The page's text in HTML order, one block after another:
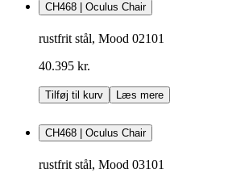
CH468 | Oculus Chair
rustfrit stål, Mood 02101
40.395 kr.
Tilføj til kurv Læs mere
CH468 | Oculus Chair
rustfrit stål, Mood 03101